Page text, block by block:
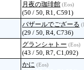
月夜の珈琲館 (Eos)
(50 / 50, R1, C591)
バザールでござーる
(29 / 50, R4, C736)
グランシャトー (Eos)
(43 / 50, R7, C1,092)
かに (Eos)